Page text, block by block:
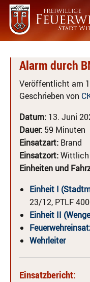
Alarm durch
Veröffentlicht am
Geschrieben von
Datum: 13. Juni
Dauer: 59 Minuten
Einsatzart: Brand
Einsatzort:
Einheiten und
Einheit I
23/12, PTLF
Einheit II
Wehrleiter
Einsatzbericht: